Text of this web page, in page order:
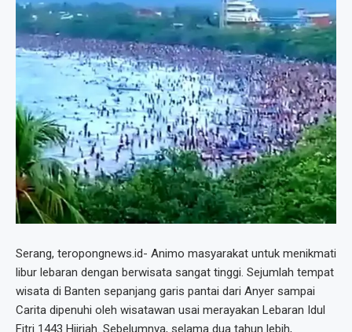
Serang, teropongnews.id- Animo masyarakat untuk menikmati
libur lebaran dengan berwisata sangat tinggi. Sejumlah tempat
wisata di Banten sepanjang garis pantai dari Anyer sampai
Carita dipenuhi oleh wisatawan usai merayakan Lebaran Idul